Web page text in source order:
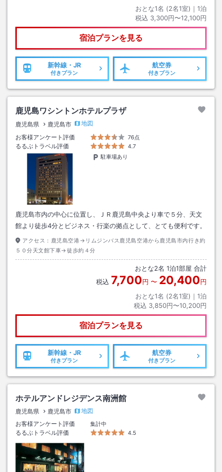
おとな1名 (2名1室)｜ 1泊
税込 3,300円〜12,100円
宿泊プランを見る
新幹線・JR
付きプラン
航空券
付きプラン
鹿児島ワシントンホテルプラザ
鹿児島県 鹿児島市
地図
お客様アンケート評価
76点
るるぶトラベル評価
4.7
駐車場あり
鹿児島市内の中心に位置し、ＪＲ鹿児島中央より車で５分、天文
館より徒歩4分とビジネス・行楽の拠点として、とても便利です。
アクセス： 鹿児島空港→リムジンバス鹿児島空港から鹿児島市内行き約
５０分天文館下車→徒歩約４分
おとな2名 1泊1部屋 合計
税込 7,700円 〜 20,400円
おとな1名 (2名1室)｜ 1泊
税込 3,850円〜10,200円
宿泊プランを見る
新幹線・JR
付きプラン
航空券
付きプラン
ホテルアンドレジデンス南洲館
鹿児島県 鹿児島市
地図
お客様アンケート評価
集計中
るるぶトラベル評価 4.5